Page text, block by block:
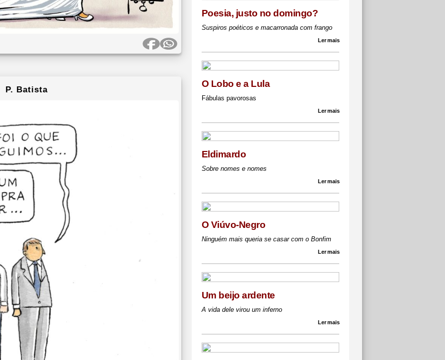
P. Batista
Poesia, justo no domingo?
Suspiros poéticos e macarronada com frango
Ler mais
O Lobo e a Lula
Fábulas pavorosas
Ler mais
Eldimardo
Sobre nomes e nomes
Ler mais
O Viúvo-Negro
Ninguém mais queria se casar com o Bonfim
Ler mais
Um beijo ardente
A vida dele virou um inferno
Ler mais